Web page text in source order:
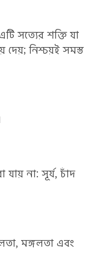
সত্যের শক্তি যা
দেয়; নিশ্চয়ই সমস্ত
না: সূর্য, চাঁদ
মঙ্গলতা এবং